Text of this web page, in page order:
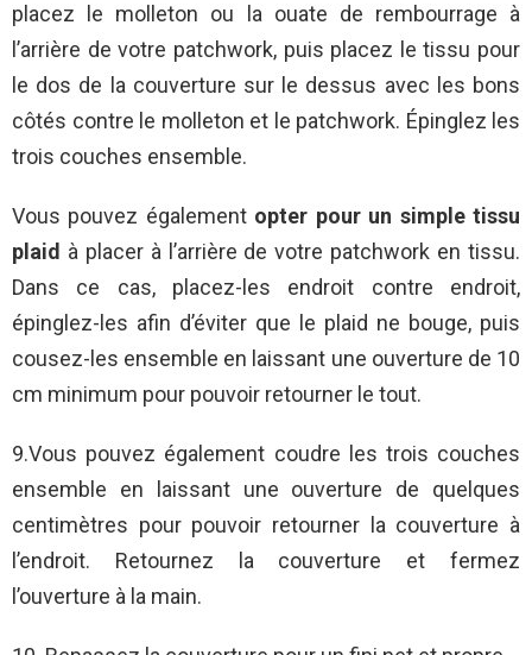
placez le molleton ou la ouate de rembourrage à
l’arrière de votre patchwork, puis placez le tissu pour
le dos de la couverture sur le dessus avec les bons
côtés contre le molleton et le patchwork. Épinglez les
trois couches ensemble.
Vous pouvez également opter pour un simple tissu
plaid à placer à l’arrière de votre patchwork en tissu.
Dans ce cas, placez-les endroit contre endroit,
épinglez-les afin d’éviter que le plaid ne bouge, puis
cousez-les ensemble en laissant une ouverture de 10
cm minimum pour pouvoir retourner le tout.
9.Vous pouvez également coudre les trois couches
ensemble en laissant une ouverture de quelques
centimètres pour pouvoir retourner la couverture à
l’endroit. Retournez la couverture et fermez
l’ouverture à la main.